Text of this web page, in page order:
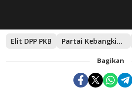
Elit DPP PKB Partai Kebangkitan Bangsa
Bagikan